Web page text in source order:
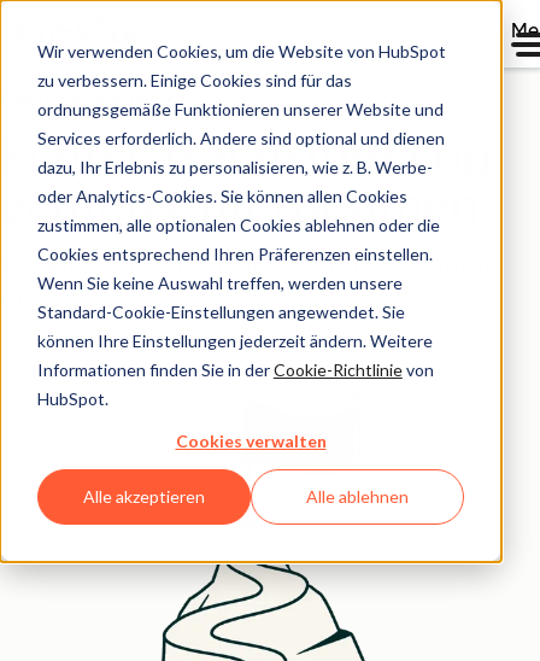
Wir verwenden Cookies, um die Website von HubSpot
zu verbessern. Einige Cookies sind für das
ordnungsgemäße Funktionieren unserer Website und
Services erforderlich. Andere sind optional und dienen
dazu, Ihr Erlebnis zu personalisieren, wie z. B. Werbe-
oder Analytics-Cookies. Sie können allen Cookies
zustimmen, alle optionalen Cookies ablehnen oder die
Cookies entsprechend Ihren Präferenzen einstellen.
Wenn Sie keine Auswahl treffen, werden unsere
Standard-Cookie-Einstellungen angewendet. Sie
können Ihre Einstellungen jederzeit ändern. Weitere
Informationen finden Sie in derCookie-Richtlinievon
HubSpot.
Cookies verwalten
Alle akzeptieren Alle ablehnen
Fallstudien-Startseite
Echtes Wachstum von
echten Unternehmen
So wachsen zahlreiche Unternehmen bereits nachhaltig
mit HubSpot.